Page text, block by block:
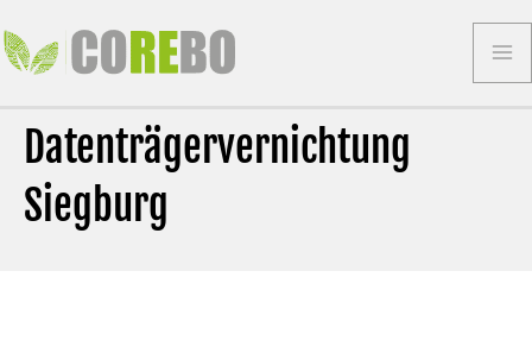
Inhalt
Datenträgervernichtung
Siegburg